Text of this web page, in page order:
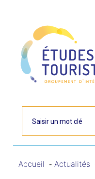
Accueil Actualités